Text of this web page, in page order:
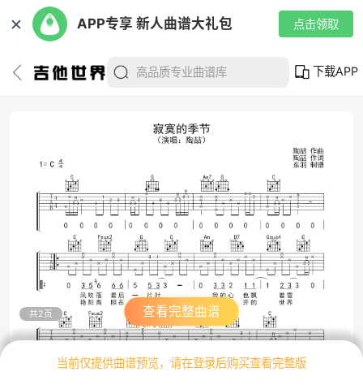
✕ APP专享 新人曲谱大礼包 点击领取
下载APP
共2页 查看完整曲谱
当前仅提供曲谱预览，请在登录后购买查看完整版